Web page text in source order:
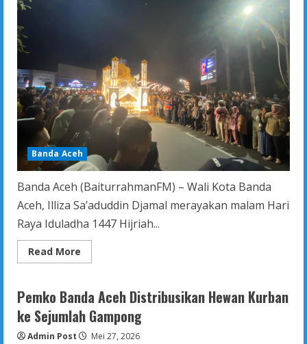
Banda Aceh
Banda Aceh (BaiturrahmanFM) – Wali Kota Banda
Aceh, Illiza Sa’aduddin Djamal merayakan malam Hari
Raya Iduladha 1447 Hijriah...
Read More
more
Rayakan
Malam
Idul
Adha
Bersama
Warga
Pemko Banda Aceh Distribusikan Hewan Kurban
ke Sejumlah Gampong
Admin Post Mei 27, 2026